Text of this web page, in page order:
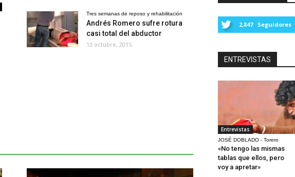
Tres semanas de reposo y rehabilitación
Andrés Romero sufre rotura
casi total del abductor
13 octubre, 2015
2,847 Seguidores
ENTREVISTAS
Entrevistas
JOSÉ DOBLADO - Torero
«No tengo las mismas
tablas que ellos, pero
voy a apretar»